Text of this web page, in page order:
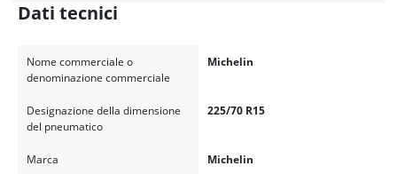
Dati tecnici
Nome commerciale o
denominazione commerciale
Michelin
Designazione della dimensione
del pneumatico
225/70 R15
Marca Michelin